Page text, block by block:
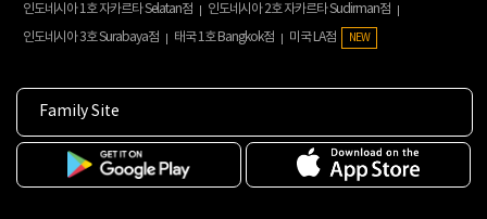
인도네시아 1호 자카르타 Selatan점
인도네시아 2호 자카르타 Sudirman점
인도네시아 3호 Surabaya점
태국 1호 Bangkok점 미국 LA점 NEW
Family Site